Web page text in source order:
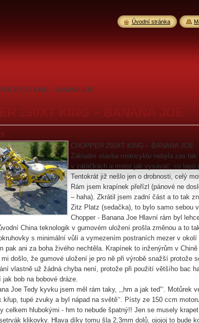
250XT KING – BANANA JOE
CHOPPER 250XT KING – BANANA JOE
Základní stavba motocyklu nebyla zas
v zatáčkách a motor jak vysavač, co lapá
Tentokrát již nešlo jen o drobnosti, celý
Rám jsem krapínek přeřízl (pánové ne
– haha). Zkrátil jsem zadní část a to tak
Zitz Platz (sedačka), to bylo samo sebou
Chopper - Banana Joe Hlavní rám byl
China teknologik v gumovém uložení prošla změnou a to
s minimální vůlí a vymezením postraních mezer v
pak ani za boha živého nechtěla. Krapínek to inženýrům v
došlo, že gumové uložení je pro ně při výrobě snažší protože
vlastně už žádná chyba není, protože při použití většího bac
bob na bobové dráze.
Joe Tedy kyvku jsem měl rám taky, ,,hm a jak teď‘‘. Motůrek
křup, tupé zvuky a byl nápad na světě‘‘. Písty ze 150 ccm
celkem hlubokými - hm to nebude špatný!! Jen se musely
klikovky. Hlava díky tomu šla 2,3mm dolů, ojojoj to bude
Úvodní stránka